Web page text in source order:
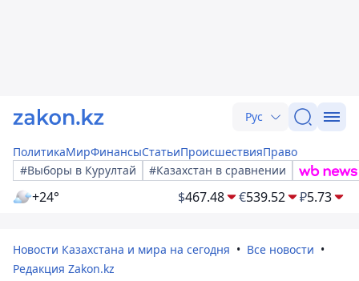
Рус
ПолитикаМирФинансыСтатьиПроисшествияПраво
#Выборы в Курултай
#Казахстан в сравнении
+24° $467.48 €539.52 ₽5.73
Новости Казахстана и мира на сегодня
Все новости
Редакция Zakon.kz